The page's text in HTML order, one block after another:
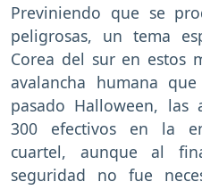
Previniendo que se
peligrosas, un tema
Corea del sur en estos
avalancha humana
pasado Halloween, las
300 efectivos en la
cuartel, aunque al
seguridad no fue